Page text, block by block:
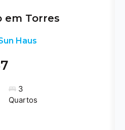
Torres
Haus
3
Quartos